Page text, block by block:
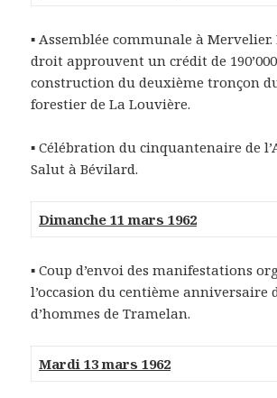
▪ Assemblée communale à Mervelier.
droit approuvent un crédit de
construction du deuxième tronçon
forestier de La Louvière.
▪ Célébration du cinquantenaire de
Salut à Bévilard.
Dimanche 11 mars 1962
▪ Coup d’envoi des manifestations
l’occasion du centième anniversaire
d’hommes de Tramelan.
Mardi 13 mars 1962